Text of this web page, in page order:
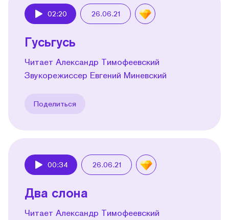
02:20 26.06.21
Гусьгусь
Читает Александр Тимофеевский
Звукорежиссер Евгений Миневский
Поделиться
00:34 26.06.21
Два слона
Читает Александр Тимофеевский